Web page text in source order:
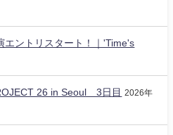
エントリスタート！｜'Time's
26 in Seoul 3日目
2026年